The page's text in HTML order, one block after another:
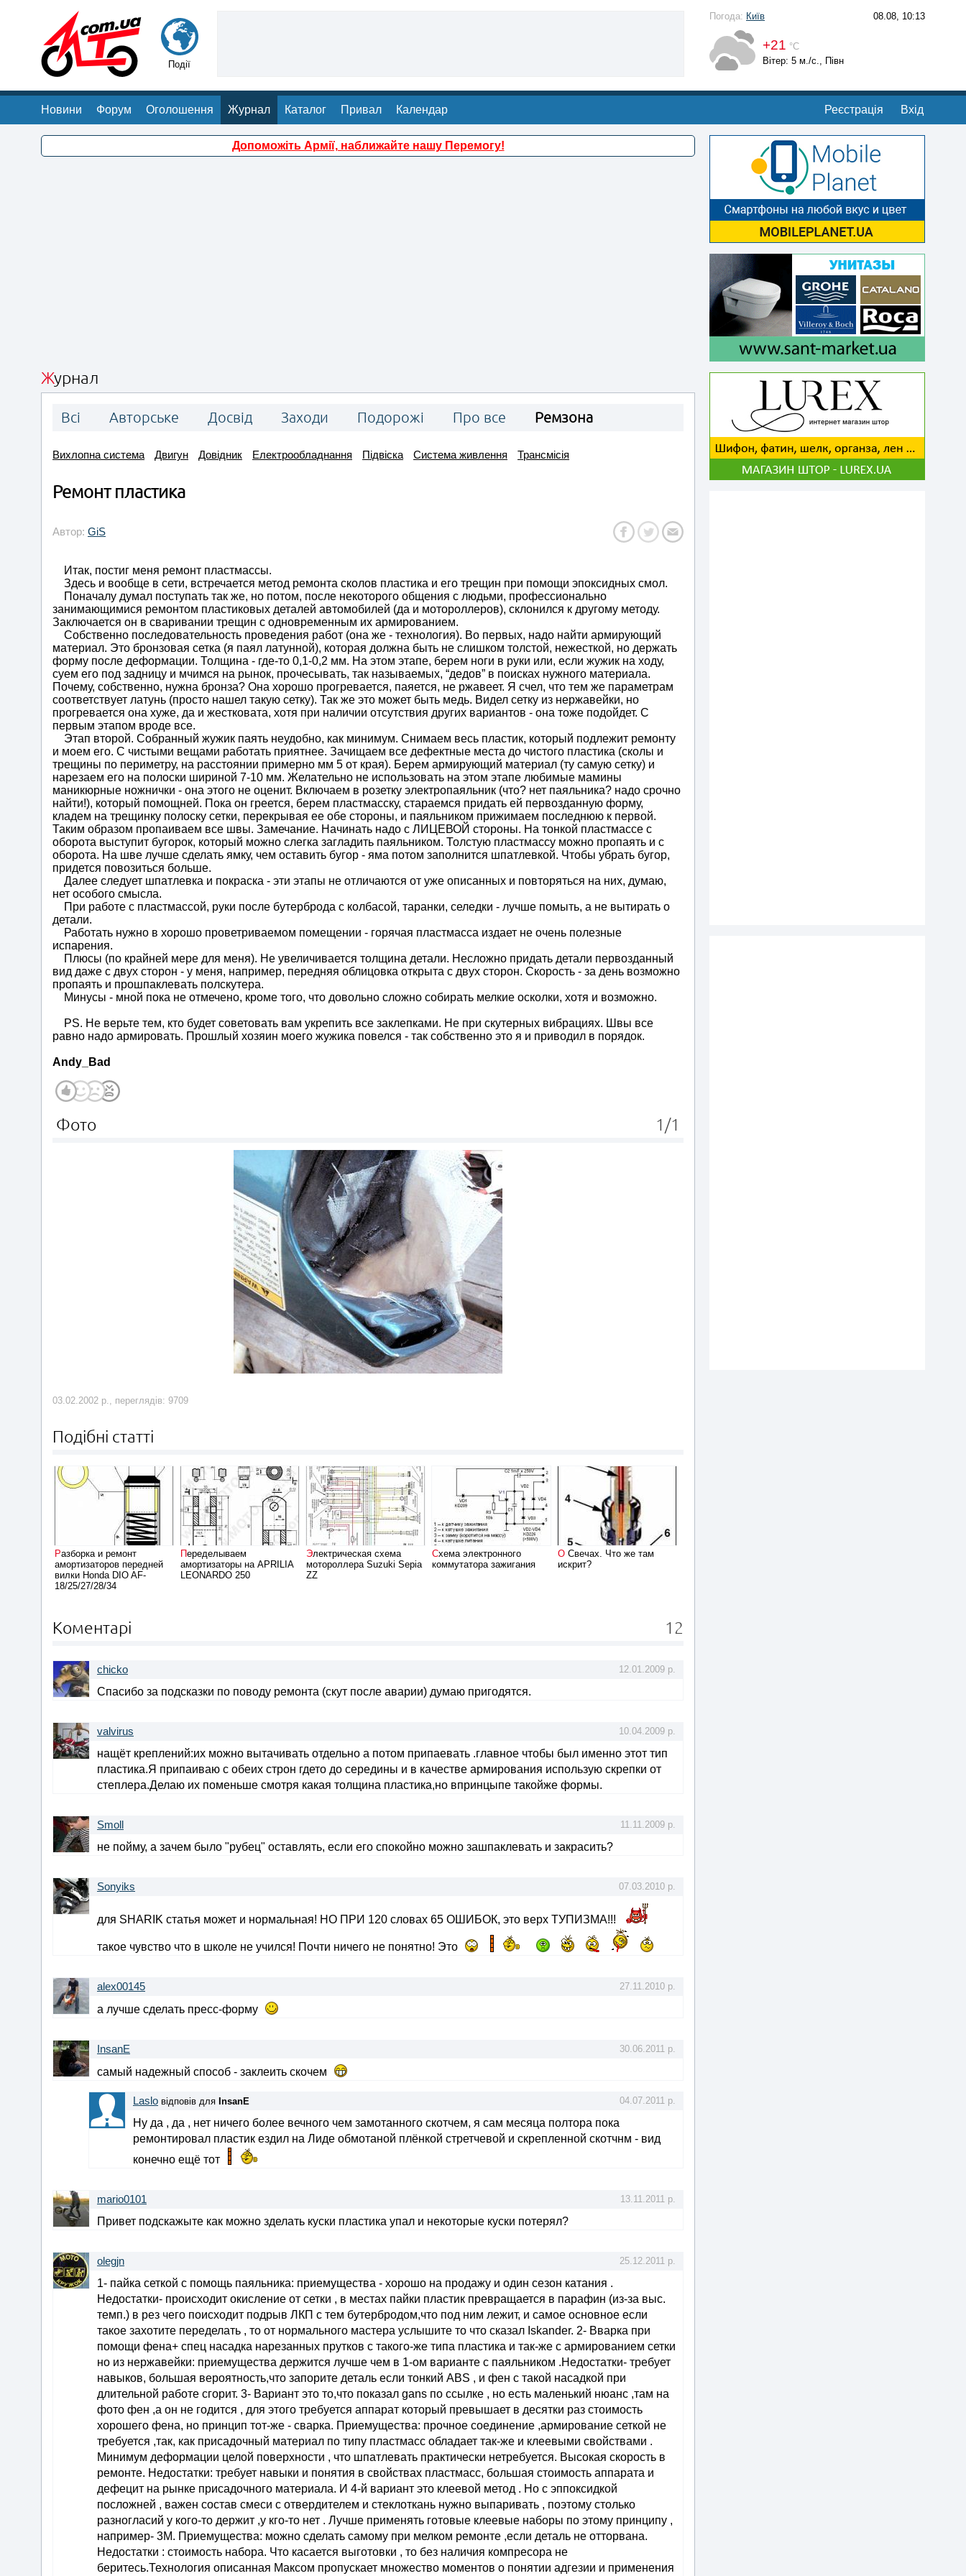
Події
Погода: Київ 08.08, 10:13
+21 °С
Вітер: 5 м./с., Півн
Новини Форум Оголошення Журнал Каталог Привал Календар Реєстрація Вхід
Допоможіть Армії, наближайте нашу Перемогу!
Журнал
Всі Авторське Досвід Заходи Подорожі Про все Ремзона
Вихлопна система Двигун Довідник Електрообладнання Підвіска Система живлення Трансмісія
Ремонт пластика
Автор: GiS
Итак, постиг меня ремонт пластмассы.
Здесь и вообще в сети, встречается метод ремонта сколов пластика и его трещин при помощи эпоксидных смол.
Поначалу думал поступать так же, но потом, после некоторого общения с людьми, профессионально
занимающимися ремонтом пластиковых деталей автомобилей (да и мотороллеров), склонился к другому методу.
Заключается он в сваривании трещин с одновременным их армированием.
Собственно последовательность проведения работ (она же - технология). Во первых, надо найти армирующий
материал. Это бронзовая сетка (я паял латунной), которая должна быть не слишком толстой, нежесткой, но держать
форму после деформации. Толщина - где-то 0,1-0,2 мм. На этом этапе, берем ноги в руки или, если жужик на ходу,
суем его под задницу и мчимся на рынок, прочесывать, так называемых, “дедов” в поисках нужного материала.
Почему, собственно, нужна бронза? Она хорошо прогревается, паяется, не ржавеет. Я счел, что тем же параметрам
соответствует латунь (просто нашел такую сетку). Так же это может быть медь. Видел сетку из нержавейки, но
прогревается она хуже, да и жестковата, хотя при наличии отсутствия других вариантов - она тоже подойдет. С
первым этапом вроде все.
Этап второй. Собранный жужик паять неудобно, как минимум. Снимаем весь пластик, который подлежит ремонту
и моем его. С чистыми вещами работать приятнее. Зачищаем все дефектные места до чистого пластика (сколы и
трещины по периметру, на расстоянии примерно мм 5 от края). Берем армирующий материал (ту самую сетку) и
нарезаем его на полоски шириной 7-10 мм. Желательно не использовать на этом этапе любимые мамины
маникюрные ножнички - она этого не оценит. Включаем в розетку электропаяльник (что? нет паяльника? надо срочно
найти!), который помощней. Пока он греется, берем пластмасску, стараемся придать ей первозданную форму,
кладем на трещинку полоску сетки, перекрывая ее обе стороны, и паяльником прижимаем последнюю к первой.
Таким образом пропаиваем все швы. Замечание. Начинать надо с ЛИЦЕВОЙ стороны. На тонкой пластмассе с
оборота выступит бугорок, который можно слегка загладить паяльником. Толстую пластмассу можно пропаять и с
оборота. На шве лучше сделать ямку, чем оставить бугор - яма потом заполнится шпатлевкой. Чтобы убрать бугор,
придется повозиться больше.
Далее следует шпатлевка и покраска - эти этапы не отличаются от уже описанных и повторяться на них, думаю,
нет особого смысла.
При работе с пластмассой, руки после бутерброда с колбасой, таранки, селедки - лучше помыть, а не вытирать о
детали.
Работать нужно в хорошо проветриваемом помещении - горячая пластмасса издает не очень полезные
испарения.
Плюсы (по крайней мере для меня). Не увеличивается толщина детали. Несложно придать детали первозданный
вид даже с двух сторон - у меня, например, передняя облицовка открыта с двух сторон. Скорость - за день возможно
пропаять и прошпаклевать полскутера.
Минусы - мной пока не отмечено, кроме того, что довольно сложно собирать мелкие осколки, хотя и возможно.
PS. Не верьте тем, кто будет советовать вам укрепить все заклепками. Не при скутерных вибрациях. Швы все
равно надо армировать. Прошлый хозяин моего жужика повелся - так собственно это я и приводил в порядок.
Andy_Bad
Фото 1/1
03.02.2002 р., переглядів: 9709
Подібні статті
Разборка и ремонт
амортизаторов передней
вилки Honda DIO AF-
18/25/27/28/34
Переделываем
амортизаторы на APRILIA
LEONARDO 250
Электрическая схема
мотороллера Suzuki Sepia
ZZ
Схема электронного
коммутатора зажигания
О Свечах. Что же там
искрит?
Коментарі 12
chicko 12.01.2009 р.
Спасибо за подсказки по поводу ремонта (скут после аварии) думаю пригодятся.
valvirus 10.04.2009 р.
нащёт креплений:их можно вытачивать отдельно а потом припаевать .главное чтобы был именно этот тип
пластика.Я припаиваю с обеих строн гдето до середины и в качестве армирования использую скрепки от
степлера.Делаю их поменьше смотря какая толщина пластика,но впринцыпе такойже формы.
Smoll 11.11.2009 р.
не пойму, а зачем было "рубец" оставлять, если его спокойно можно зашпаклевать и закрасить?
Sonyiks 07.03.2010 р.
для SHARIK статья может и нормальная! НО ПРИ 120 словах 65 ОШИБОК, это верх ТУПИЗМА!!!
такое чувство что в школе не учился! Почти ничего не понятно! Это
alex00145 27.11.2010 р.
а лучше сделать пресс-форму
InsanE 30.06.2011 р.
самый надежный способ - заклеить скочем
Laslo відповів для InsanE 04.07.2011 р.
Ну да , да , нет ничего более вечного чем замотанного скотчем, я сам месяца полтора пока
ремонтировал пластик ездил на Лиде обмотаной плёнкой стретчевой и скрепленной скотчнм - вид
конечно ещё тот
mario0101 13.11.2011 р.
Привет подскажыте как можно зделать куски пластика упал и некоторые куски потерял?
olegjn 25.12.2011 р.
1- пайка сеткой с помощь паяльника: приемущества - хорошо на продажу и один сезон катания .
Недостатки- происходит окисление от сетки , в местах пайки пластик превращается в парафин (из-за выс.
темп.) в рез чего поисходит подрыв ЛКП с тем бутербродом,что под ним лежит, и самое основное если
такое захотите переделать , то от нормального мастера услышите то что сказал Iskander. 2- Вварка при
помощи фена+ спец насадка нарезанных прутков с такого-же типа пластика и так-же с армированием сетки
но из нержавейки: приемущества держится лучше чем в 1-ом варианте с паяльником .Недостатки- требует
навыков, большая вероятность,что запорите деталь если тонкий ABS , и фен с такой насадкой при
длительной работе сгорит. 3- Вариант это то,что показал gans по ссылке , но есть маленький нюанс ,там на
фото фен ,а он не годится , для этого требуется аппарат который превышает в десятки раз стоимость
хорошего фена, но принцип тот-же - сварка. Приемущества: прочное соединение ,армирование сеткой не
требуется ,так, как присадочный материал по типу пластмасс обладает так-же и клеевыми свойствами .
Минимум деформации целой поверхности , что шпатлевать практически нетребуется. Высокая скорость в
ремонте. Недостатки: требует навыки и понятия в свойствах пластмасс, большая стоимость аппарата и
дефецит на рынке присадочного материала. И 4-й вариант это клеевой метод . Но с эппоксидкой
посложней , важен состав смеси с отвердителем и стеклоткань нужно выпаривать , поэтому столько
разногласий у кого-то держит ,у кго-то нет . Лучше применять готовые клеевые наборы по этому принципу ,
например- 3М. Приемущества: можно сделать самому при мелком ремонте ,если деталь не отторвана.
Недостатки : стоимость набора. Что касается выготовки , то без наличия компресора не
беритесь.Технология описанная Максом пропускает множество моментов о понятии адгезии и применения